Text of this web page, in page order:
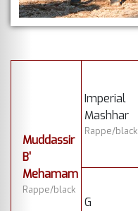
Muddassir
B'
Mehamam
Rappe/black
Imperial
Mashhar
Rappe/black
G